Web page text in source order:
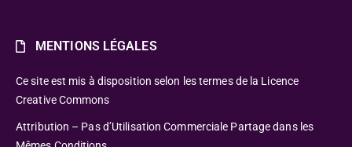
MENTIONS LÉGALES
Ce site est mis à disposition selon les termes de la Licence
Creative Commons
Attribution – Pas d’Utilisation Commerciale Partage dans les